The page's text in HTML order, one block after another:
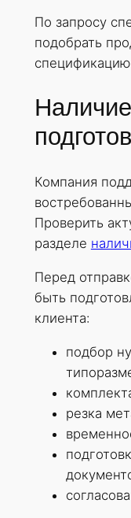
По запросу
подобрать
Компания
Проверить
разделе
Перед
быть
клиента:
подбор
резка